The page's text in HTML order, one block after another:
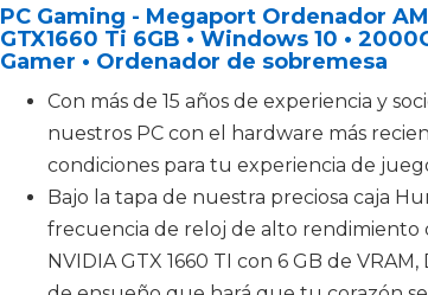
PC Gaming - Megaport Ordenador
GTX1660 Ti 6GB • Windows 10 •
Gamer • Ordenador de sobremesa
Con más de 15 años de experiencia y
nuestros PC con el hardware más
condiciones para tu experiencia de
Bajo la tapa de nuestra preciosa caja
frecuencia de reloj de alto rendimiento
NVIDIA GTX 1660 TI con 6 GB de